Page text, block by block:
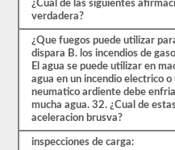
400
preguntas
que
pertenecen
examen
Conocimiento
general
distribuidas
¿Cual de las siguientes
verdadera?
¿Que fuegos puede utilizar
dispara B. los incendios de
El agua se puede utilizar en
agua en un incendio electrico
neumatico ardiente debe
mucha agua. 32. ¿Cual de
aceleracion brusva?
inspecciones de carga: